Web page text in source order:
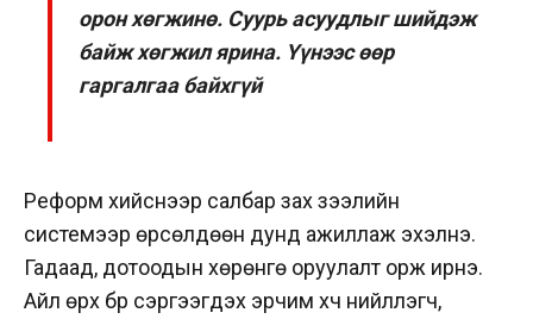
орон хөгжинө. Суурь асуудлыг шийдэж
байж хөгжил ярина. Үүнээс өөр
гаргалгаа байхгүй
Реформ хийснээр салбар зах зээлийн
системээр өрсөлдөөн дунд ажиллаж эхэлнэ.
Гадаад, дотоодын хөрөнгө оруулалт орж ирнэ.
Айл өрх бүр сэргээгдэх эрчим хүч нийлүүлэгч,